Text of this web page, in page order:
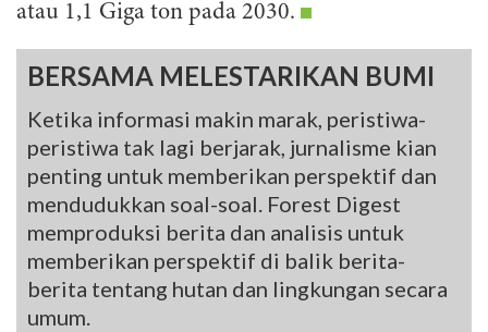
atau 1,1 Giga ton pada 2030.
BERSAMA MELESTARIKAN BUMI
Ketika informasi makin marak, peristiwa-
peristiwa tak lagi berjarak, jurnalisme kian
penting untuk memberikan perspektif dan
mendudukkan soal-soal. Forest Digest
memproduksi berita dan analisis untuk
memberikan perspektif di balik berita-
berita tentang hutan dan lingkungan secara
umum.